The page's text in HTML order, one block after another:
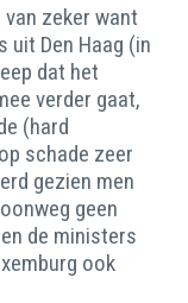
zeker want
uit Den Haag (in
dat het
verder gaat,
(hard
schade zeer
gezien men
geen
de ministers
ook